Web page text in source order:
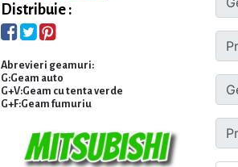
Distribuie :
Abrevieri geamuri:
G:Geam auto
G+V:Geam cu tenta verde
G+F:Geam fumuriu